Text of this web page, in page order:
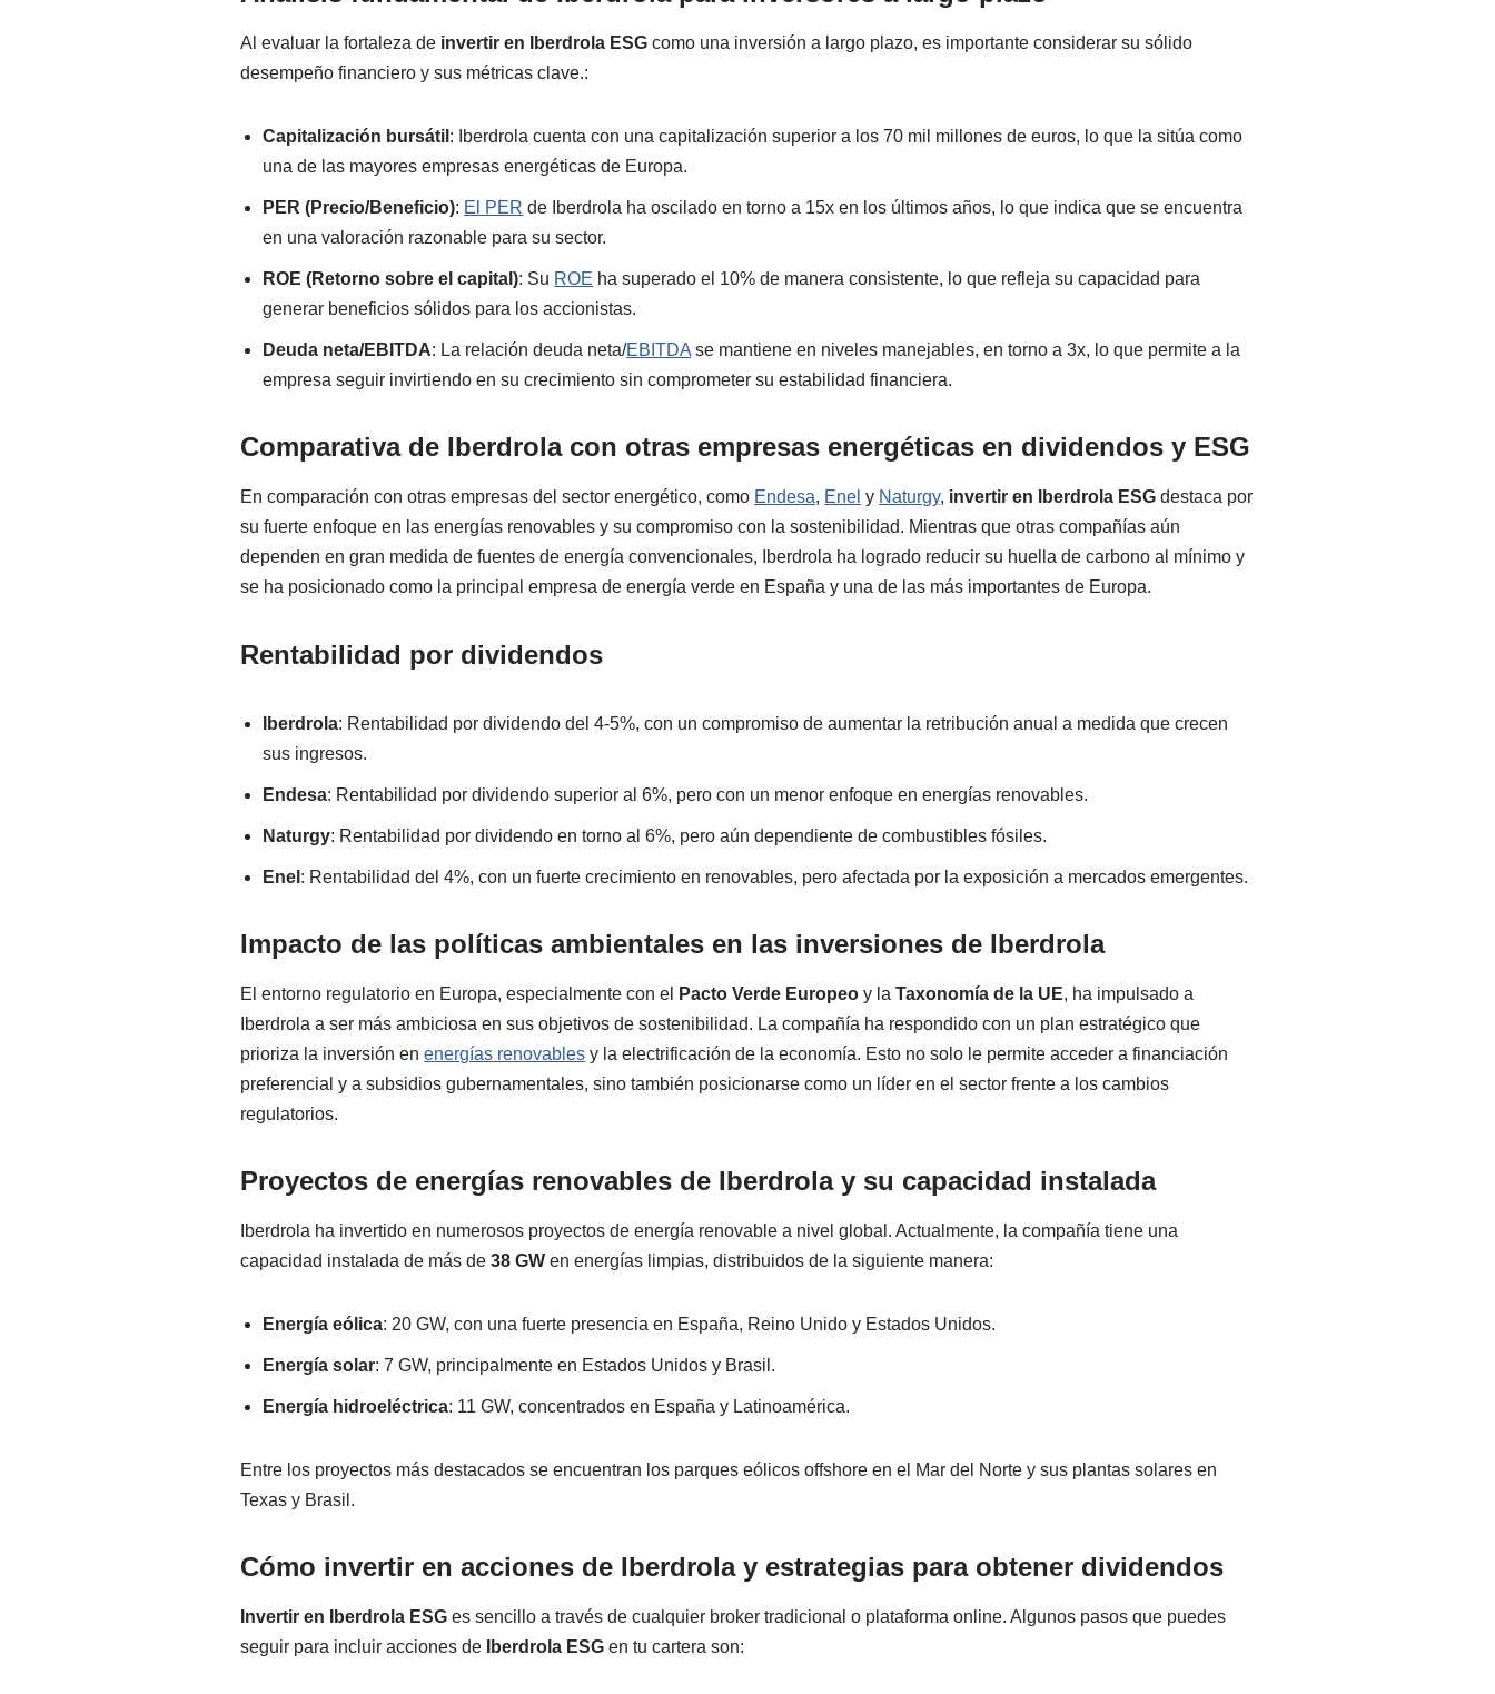
Al evaluar la fortaleza de invertir en Iberdrola ESG como una inversión a largo plazo, es importante considerar su sólido
desempeño financiero y sus métricas clave.:
Capitalización bursátil : Iberdrola cuenta con una capitalización superior a los 70 mil millones de euros, lo que la sitúa como
una de las mayores empresas energéticas de Europa.
PER (Precio/Beneficio): El PER de Iberdrola ha oscilado en torno a 15x en los últimos años, lo que indica que se encuentra
en una valoración razonable para su sector.
ROE (Retorno sobre el capital): Su ROE ha superado el 10% de manera consistente, lo que refleja su capacidad para
generar beneficios sólidos para los accionistas.
Deuda neta/EBITDA: La relación deuda neta/EBITDA se mantiene en niveles manejables, en torno a 3x, lo que permite a la
empresa seguir invirtiendo en su crecimiento sin comprometer su estabilidad financiera.
Comparativa de Iberdrola con otras empresas energéticas en dividendos y ESG
En comparación con otras empresas del sector energético, como Endesa, Enel y Naturgy, invertir en Iberdrola ESG destaca por
su fuerte enfoque en las energías renovables y su compromiso con la sostenibilidad. Mientras que otras compañías aún
dependen en gran medida de fuentes de energía convencionales, Iberdrola ha logrado reducir su huella de carbono al mínimo y
se ha posicionado como la principal empresa de energía verde en España y una de las más importantes de Europa.
Rentabilidad por dividendos
Iberdrola: Rentabilidad por dividendo del 4-5%, con un compromiso de aumentar la retribución anual a medida que crecen
sus ingresos.
Endesa: Rentabilidad por dividendo superior al 6%, pero con un menor enfoque en energías renovables.
Naturgy: Rentabilidad por dividendo en torno al 6%, pero aún dependiente de combustibles fósiles.
Enel : Rentabilidad del 4%, con un fuerte crecimiento en renovables, pero afectada por la exposición a mercados emergentes.
Impacto de las políticas ambientales en las inversiones de Iberdrola
El entorno regulatorio en Europa, especialmente con el Pacto Verde Europeo y laTaxonomía de la UE, ha impulsado a
Iberdrola a ser más ambiciosa en sus objetivos de sostenibilidad. La compañía ha respondido con un plan estratégico que
prioriza la inversión enenergías renovables y la electrificación de la economía. Esto no solo le permite acceder a financiación
preferencial y a subsidios gubernamentales, sino también posicionarse como un líder en el sector frente a los cambios
regulatorios.
Proyectos de energías renovables de Iberdrola y su capacidad instalada
Iberdrola ha invertido en numerosos proyectos de energía renovable a nivel global. Actualmente, la compañía tiene una
capacidad instalada de más de38 GW en energías limpias, distribuidos de la siguiente manera:
Energía eólica: 20 GW, con una fuerte presencia en España, Reino Unido y Estados Unidos.
Energía solar: 7 GW, principalmente en Estados Unidos y Brasil.
Energía hidroeléctrica: 11 GW, concentrados en España y Latinoamérica.
Entre los proyectos más destacados se encuentran los parques eólicos offshore en el Mar del Norte y sus plantas solares en
Texas y Brasil.
Cómo invertir en acciones de Iberdrola y estrategias para obtener dividendos
Invertir en Iberdrola ESG es sencillo a través de cualquier broker tradicional o plataforma online. Algunos pasos que puedes
seguir para incluir acciones de
Iberdrola ESG en tu cartera son: